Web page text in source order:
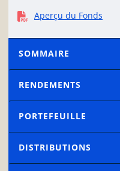
Aperçu du Fonds
SOMMAIRE
RENDEMENTS
PORTEFEUILLE
DISTRIBUTIONS